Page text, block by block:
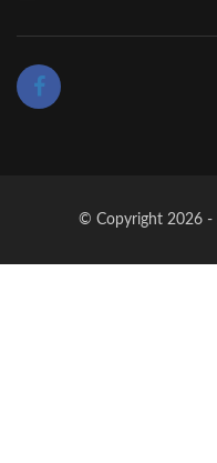
© Copyright 2026 -